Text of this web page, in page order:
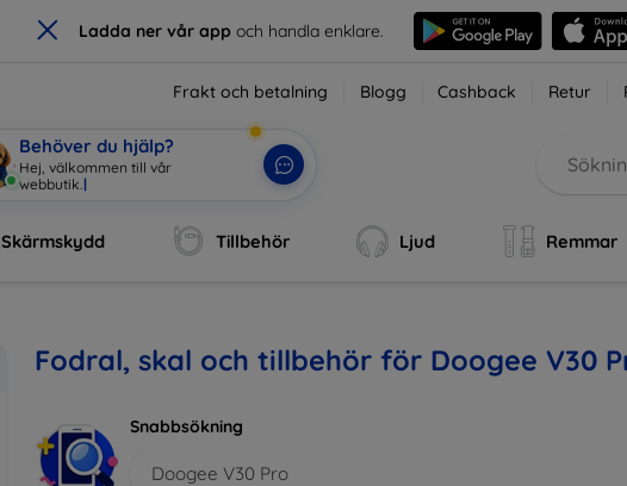
× Ladda ner vår app och handla enklare.
Frakt och betalning Blogg Cashback Retur
Behöver du hjälp?
Hej, välkommen till vår webbu
Skärmskydd Tillbehör Ljud Remmar
Fodral, skal och tillbehör för Doogee V30
Snabbsökning
Doogee V30 Pro